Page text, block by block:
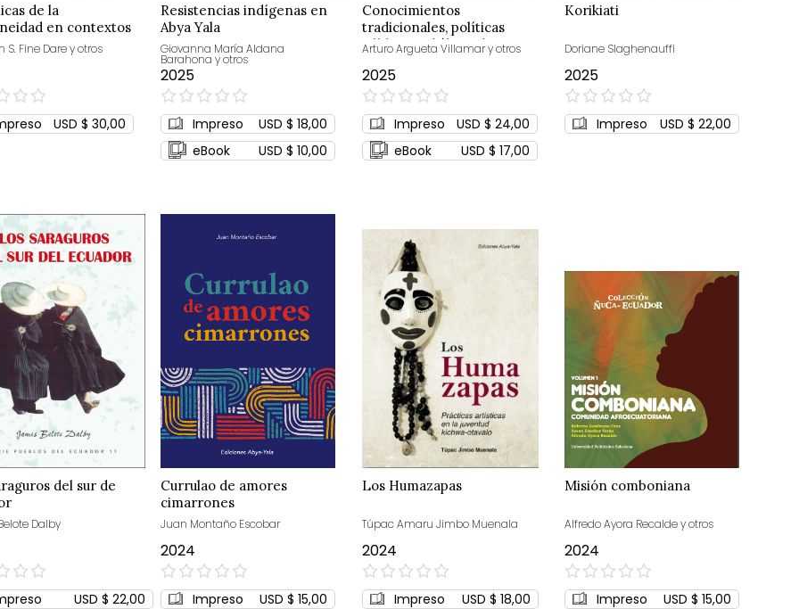
de la
en contextos
S. Fine Dare y otros
USD $ 30,00
Resistencias indígenas en
Abya Yala
Giovanna María Aldana
Barahona y otros
2025
0%
Impreso
USD $ 18,00
eBook
USD $ 10,00
Conocimientos
tradicionales, políticas
públicas y diálogo de
saberes
Arturo Argueta Villamar y otros
2025
0%
Impreso
USD $ 24,00
eBook
USD $ 17,00
Korikiati
Doriane Slaghenauffi
2025
0%
Impreso USD $ 22,00
del sur de
Dalby
USD $ 22,00
Currulao de amores
cimarrones
Juan Montaño Escobar
2024
0%
Impreso USD $ 15,00
Los Humazapas
Túpac Amaru Jimbo Muenala
2024
0%
Impreso
USD $ 18,00
Misión comboniana
Alfredo Ayora Recalde y otros
2024
0%
Impreso USD $ 15,00